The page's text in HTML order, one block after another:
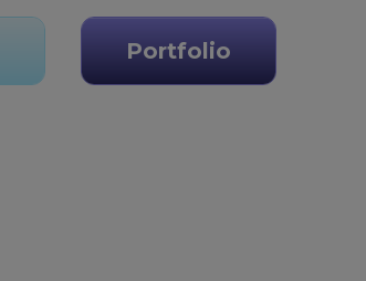
Portfolio